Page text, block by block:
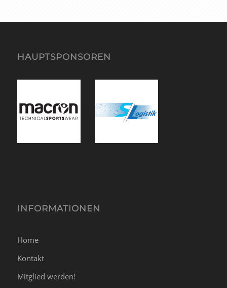
HAUPTSPONSOREN
INFORMATIONEN
Home
Kontakt
Mitglied werden!